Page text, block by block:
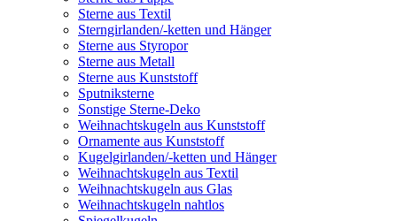
Sterne aus Textil
Sterngirlanden/-ketten und Hänger
Sterne aus Styropor
Sterne aus Metall
Sterne aus Kunststoff
Sputniksterne
Sonstige Sterne-Deko
Weihnachtskugeln aus Kunststoff
Ornamente aus Kunststoff
Kugelgirlanden/-ketten und Hänger
Weihnachtskugeln aus Textil
Weihnachtskugeln aus Glas
Weihnachtskugeln nahtlos